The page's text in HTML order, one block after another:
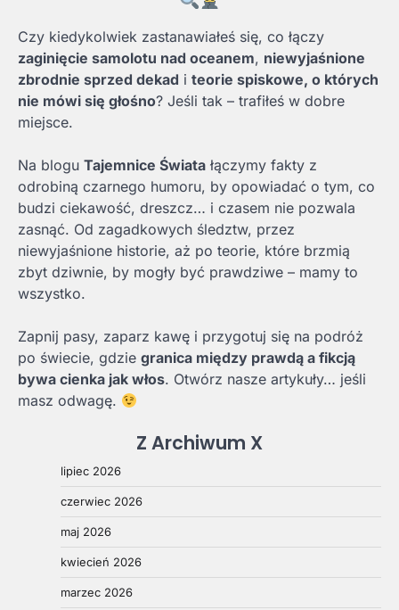
Czy kiedykolwiek zastanawiałeś się, co łączy
zaginięcie samolotu nad oceanem, niewyjaśnione
zbrodnie sprzed dekad i teorie spiskowe, o których
nie mówi się głośno? Jeśli tak – trafiłeś w dobre
miejsce.
Na blogu Tajemnice Świata łączymy fakty z
odrobiną czarnego humoru, by opowiadać o tym, co
budzi ciekawość, dreszcz… i czasem nie pozwala
zasnąć. Od zagadkowych śledztw, przez
niewyjaśnione historie, aż po teorie, które brzmią
zbyt dziwnie, by mogły być prawdziwe – mamy to
wszystko.
Zapnij pasy, zaparz kawę i przygotuj się na podróż
po świecie, gdzie granica między prawdą a fikcją
bywa cienka jak włos. Otwórz nasze artykuły… jeśli
masz odwagę.
Z Archiwum X
lipiec 2026
czerwiec 2026
maj 2026
kwiecień 2026
marzec 2026